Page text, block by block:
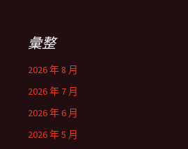
彙整
2026 年 8 月
2026 年 7 月
2026 年 6 月
2026 年 5 月